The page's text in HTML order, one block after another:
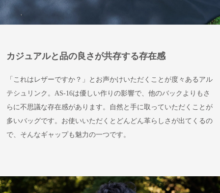
カジュアルと品の良さが共存する存在感
「これはレザーですか？」とお声かけいただくことが度々あるアル
テシュリンク。AS-16は優しい作りの影響で、他のバックよりもさ
らに不思議な存在感があります。自然と手に取っていただくことが
多いバッグです。お使いいただくとどんどん革らしさが出てくるの
で、そんなギャップも魅力の一つです。